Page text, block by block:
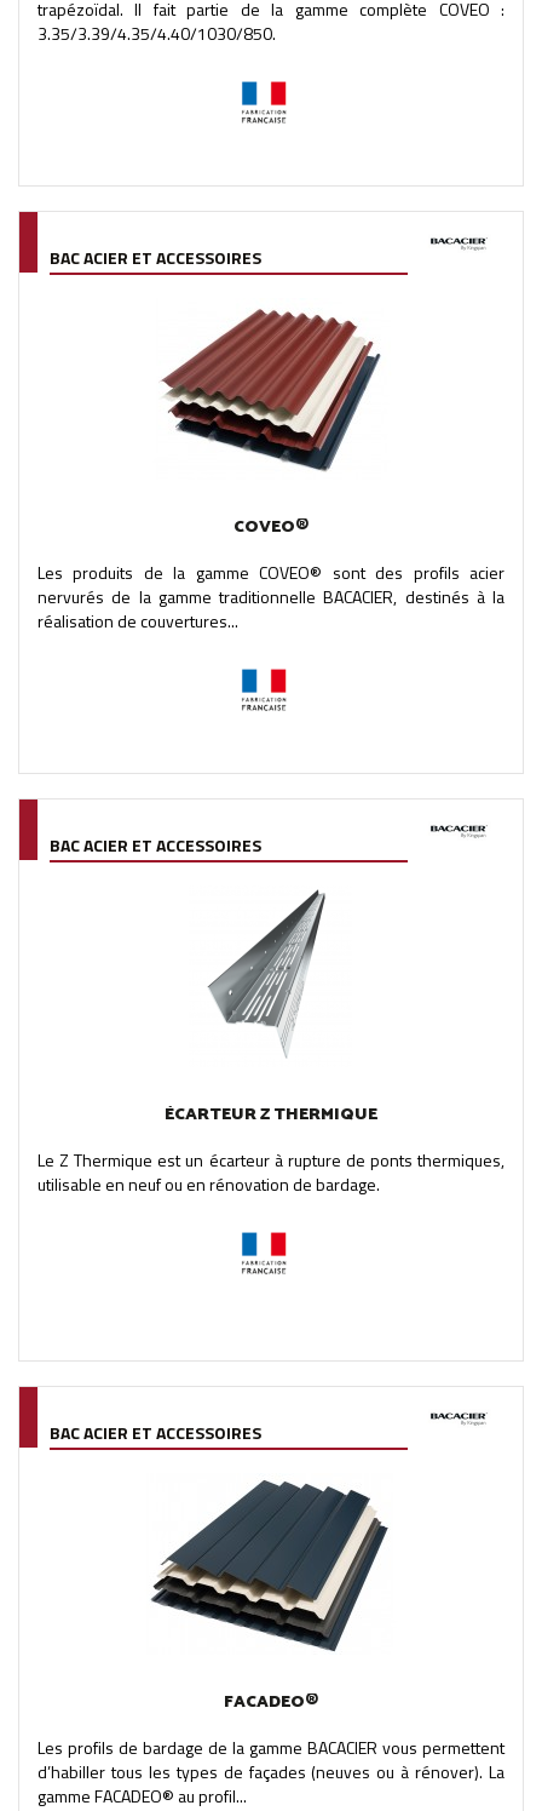
trapézoïdal. Il fait partie de la gamme complète COVEO :
3.35/3.39/4.35/4.40/1030/850.
BAC ACIER ET ACCESSOIRES
COVEO®
Les produits de la gamme COVEO® sont des profils acier
nervurés de la gamme traditionnelle BACACIER, destinés à la
réalisation de couvertures...
BAC ACIER ET ACCESSOIRES
ÉCARTEUR Z THERMIQUE
Le Z Thermique est un écarteur à rupture de ponts thermiques,
utilisable en neuf ou en rénovation de bardage.
BAC ACIER ET ACCESSOIRES
FACADEO®
Les profils de bardage de la gamme BACACIER vous permettent
d’habiller tous les types de façades (neuves ou à rénover). La
gamme FACADEO® au profil...